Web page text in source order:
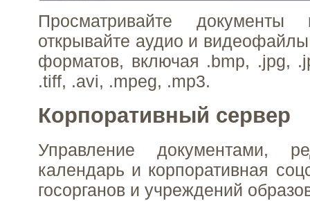
Просматривайте документы
открывайте аудио и
форматов, включая .bmp, .jpg,
.tiff, .avi, .mpeg, .mp3.
Корпоративный сервер
Управление документами,
календарь и корпоративная
госорганов и учреждений